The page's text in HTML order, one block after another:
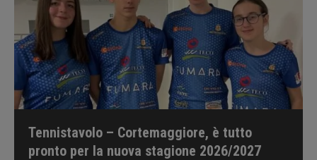
Tennistavolo – Cortemaggiore, è tutto
pronto per la nuova stagione 2026/2027